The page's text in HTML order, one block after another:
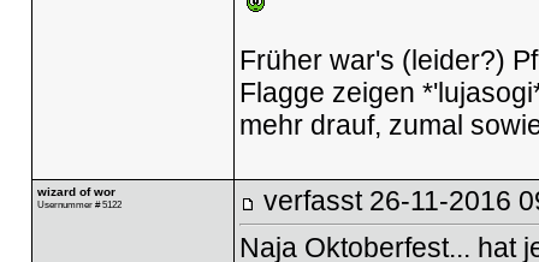
Früher war's (leider?)
Flagge zeigen
mehr drauf, zumal
wizard of wor
Usernummer # 5122 verfasst 26-11-2016
Naja Oktoberfest... hat